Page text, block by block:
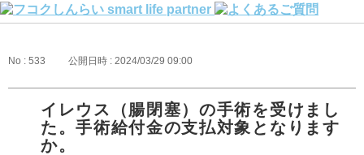
No : 533 公開日時 : 2024/03/29 09:00
イレウス（腸閉塞）の手術を受けまし
た。手術給付金の支払対象となります
か。